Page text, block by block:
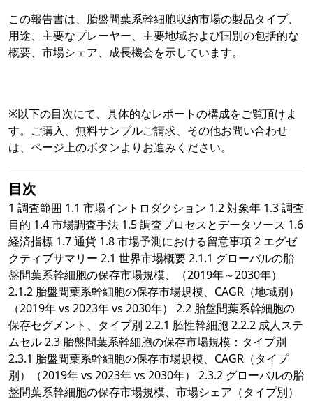
この報告書は、胎盤間葉系幹細胞収納市場の製品タイプ、
用途、主要なプレーヤー、主要地域および国別の包括的な
概要、市場シェア、成長機会を示しています。
※以下の目次にて、具体的なレポートの構成をご覧頂けま
す。ご購入、無料サンプルご請求、その他お問い合わせ
は、ページ上のボタンよりお進みください。
目次
1 調査範囲 1.1 市場イントロダクション 1.2 対象年 1.3 調査
目的 1.4 市場調査手法 1.5 調査プロセスとデータソース 1.6
経済指標 1.7 通貨 1.8 市場予測における留意事項 2 エグゼ
クティブサマリー 2.1 世界市場概要 2.1.1 グローバルの胎
盤間葉系幹細胞の保存市場規模、（2019年～2030年）
2.1.2 胎盤間葉系幹細胞の保存市場規模、CAGR（地域別）
（2019年 vs 2023年 vs 2030年） 2.2 胎盤間葉系幹細胞の
保存セグメント、タイプ別 2.2.1 胚性幹細胞 2.2.2 成人ステ
ムセル 2.3 胎盤間葉系幹細胞の保存市場規模：タイプ別
2.3.1 胎盤間葉系幹細胞の保存市場規模、CAGR（タイプ
別）（2019年 vs 2023年 vs 2030年） 2.3.2 グローバルの胎
盤間葉系幹細胞の保存市場規模、市場シェア（タイプ別）